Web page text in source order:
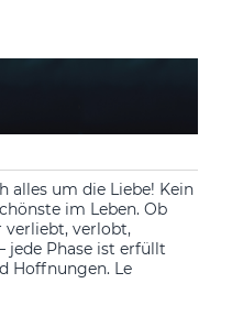
alles um die Liebe! Kein
im Leben. Ob
verliebt, verlobt,
jede Phase ist erfüllt
Hoffnungen. Le